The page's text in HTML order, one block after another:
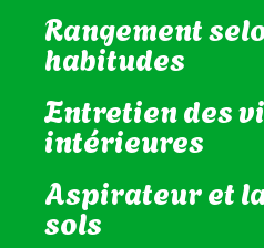
Rangement
habitudes
Entretien des
intérieures
Aspirateur et
sols